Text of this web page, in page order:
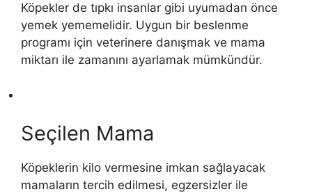
Köpekler de tıpkı insanlar gibi uyumadan önce
yemek yememelidir. Uygun bir beslenme
programı için veterinere danışmak ve mama
miktarı ile zamanını ayarlamak mümkündür.
Seçilen Mama
Köpeklerin kilo vermesine imkan sağlayacak
mamaların tercih edilmesi, egzersizler ile